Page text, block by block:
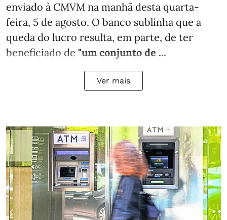
enviado à CMVM na manhã desta quarta-
feira, 5 de agosto. O banco sublinha que a
queda do lucro resulta, em parte, de ter
beneficiado de "um conjunto de ...
Ver mais